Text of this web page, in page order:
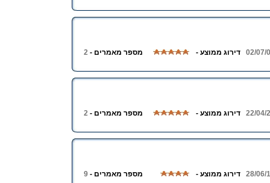
02/07/ דירוג ממוצע - מספר מאמרים - 2
22/04/ דירוג ממוצע - מספר מאמרים - 2
28/06/ דירוג ממוצע - מספר מאמרים - 9